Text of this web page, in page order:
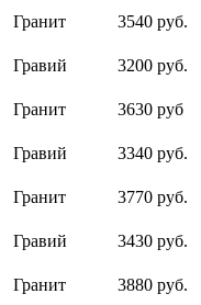
Гранит 3540 руб.
Гравий 3200 руб.
Гранит 3630 руб
Гравий 3340 руб.
Гранит 3770 руб.
Гравий 3430 руб.
Гранит 3880 руб.